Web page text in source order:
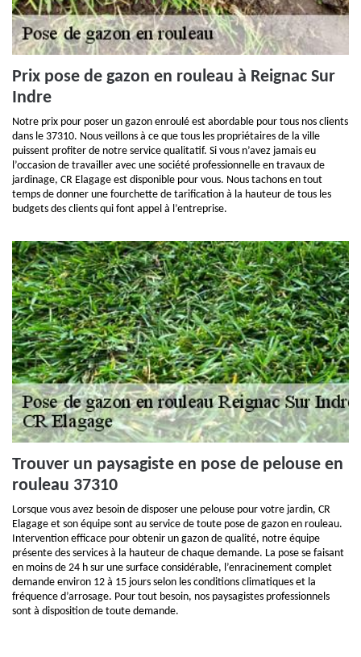
Prix pose de gazon en rouleau à Reignac Sur
Indre
Notre prix pour poser un gazon enroulé est abordable pour tous nos clients
dans le 37310. Nous veillons à ce que tous les propriétaires de la ville
puissent profiter de notre service qualitatif. Si vous n’avez jamais eu
l’occasion de travailler avec une société professionnelle en travaux de
jardinage, CR Elagage est disponible pour vous. Nous tachons en tout
temps de donner une fourchette de tarification à la hauteur de tous les
budgets des clients qui font appel à l’entreprise.
Trouver un paysagiste en pose de pelouse en
rouleau 37310
Lorsque vous avez besoin de disposer une pelouse pour votre jardin, CR
Elagage et son équipe sont au service de toute pose de gazon en rouleau.
Intervention efficace pour obtenir un gazon de qualité, notre équipe
présente des services à la hauteur de chaque demande. La pose se faisant
en moins de 24 h sur une surface considérable, l’enracinement complet
demande environ 12 à 15 jours selon les conditions climatiques et la
fréquence d’arrosage. Pour tout besoin, nos paysagistes professionnels
sont à disposition de toute demande.